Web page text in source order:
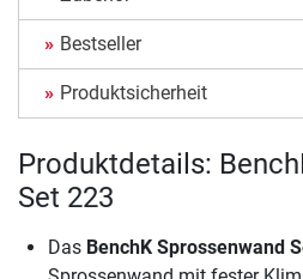
Bestseller
Produktsicherheit
Produktdetails:
Set 223
Das BenchK Sprossenwand